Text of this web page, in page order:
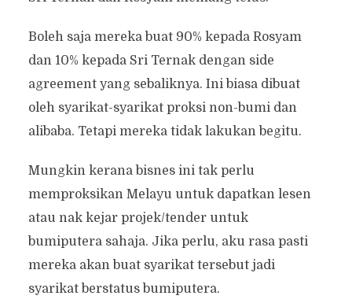
Boleh saja mereka buat 90% kepada Rosyam
dan 10% kepada Sri Ternak dengan side
agreement yang sebaliknya. Ini biasa dibuat
oleh syarikat-syarikat proksi non-bumi dan
alibaba. Tetapi mereka tidak lakukan begitu.
Mungkin kerana bisnes ini tak perlu
memproksikan Melayu untuk dapatkan lesen
atau nak kejar projek/tender untuk
bumiputera sahaja. Jika perlu, aku rasa pasti
mereka akan buat syarikat tersebut jadi
syarikat berstatus bumiputera.